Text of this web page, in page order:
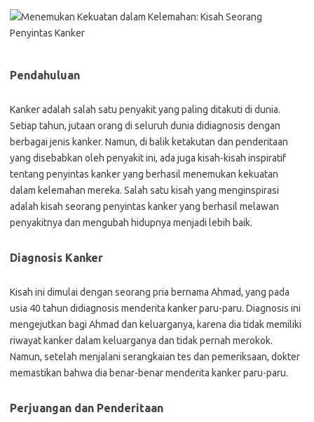
Pendahuluan
Kanker adalah salah satu penyakit yang paling ditakuti di dunia.
Setiap tahun, jutaan orang di seluruh dunia didiagnosis dengan
berbagai jenis kanker. Namun, di balik ketakutan dan penderitaan
yang disebabkan oleh penyakit ini, ada juga kisah-kisah inspiratif
tentang penyintas kanker yang berhasil menemukan kekuatan
dalam kelemahan mereka. Salah satu kisah yang menginspirasi
adalah kisah seorang penyintas kanker yang berhasil melawan
penyakitnya dan mengubah hidupnya menjadi lebih baik.
Diagnosis Kanker
Kisah ini dimulai dengan seorang pria bernama Ahmad, yang pada
usia 40 tahun didiagnosis menderita kanker paru-paru. Diagnosis ini
mengejutkan bagi Ahmad dan keluarganya, karena dia tidak memiliki
riwayat kanker dalam keluarganya dan tidak pernah merokok.
Namun, setelah menjalani serangkaian tes dan pemeriksaan, dokter
memastikan bahwa dia benar-benar menderita kanker paru-paru.
Perjuangan dan Penderitaan